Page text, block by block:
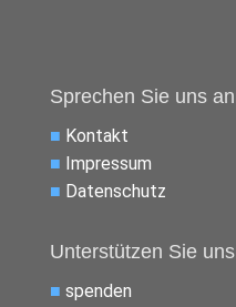
Sprechen Sie uns an
■ Kontakt
■ Impressum
■ Datenschutz
Unterstützen Sie uns
■ spenden